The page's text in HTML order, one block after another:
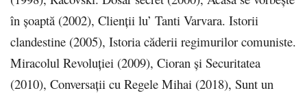
în şoaptă (2002), Clienţii lu’ Tanti Varvara. Istorii
clandestine (2005), Istoria căderii regimurilor comuniste.
Miracolul Revoluţiei (2009), Cioran şi Securitatea
(2010), Conversații cu Regele Mihai (2018), Sunt un